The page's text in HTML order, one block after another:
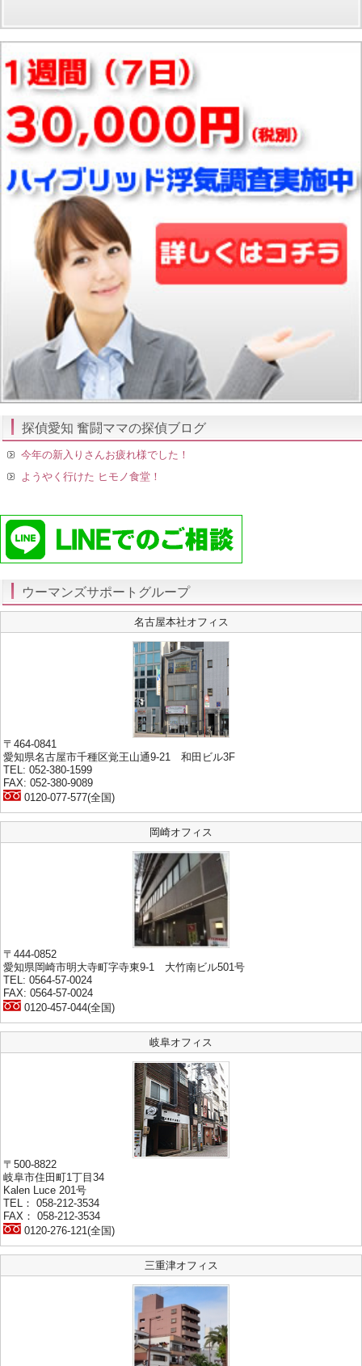
探偵愛知 奮闘ママの探偵ブログ
今年の新入りさんお疲れ様でした！
ようやく行けた ヒモノ食堂！
ウーマンズサポートグループ
名古屋本社オフィス
〒464-0841
愛知県名古屋市千種区覚王山通9-21 和田ビル3F
TEL: 052-380-1599
FAX: 052-380-9089
0120-077-577(全国)
岡崎オフィス
〒444-0852
愛知県岡崎市明大寺町字寺東9-1 大竹南ビル501号
TEL: 0564-57-0024
FAX: 0564-57-0024
0120-457-044(全国)
岐阜オフィス
〒500-8822
岐阜市住田町1丁目34
Kalen Luce 201号
TEL： 058-212-3534
FAX： 058-212-3534
0120-276-121(全国)
三重津オフィス